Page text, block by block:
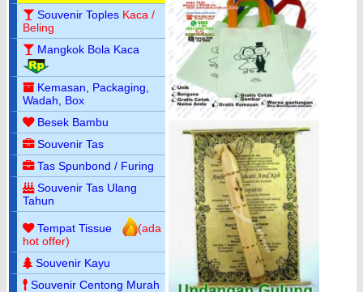
Souvenir Toples Kaca /
Beling
Mangkok Bola Kaca
Kemasan, Packaging,
Wadah, Box
Besek Bambu
Souvenir Tas
Tas Spunbond / Furing
Souvenir Tas Ulang
Tahun
Tempat Tissue
(ada
hot offer)
Souvenir Kayu
Souvenir Centong Murah